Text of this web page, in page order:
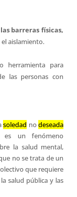
barreras físicas,
aislamiento.
herramienta para
las personas con
soledad nodeseada
es un fenómeno
la salud mental,
no se trata de un
que requiere
salud pública y las